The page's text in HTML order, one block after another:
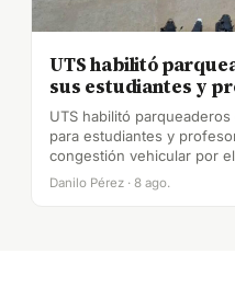
UTS habilitó
sus estudiantes y
UTS habilitó
para estudiantes y
congestión vehicular por
Danilo Pérez · 8 ago.